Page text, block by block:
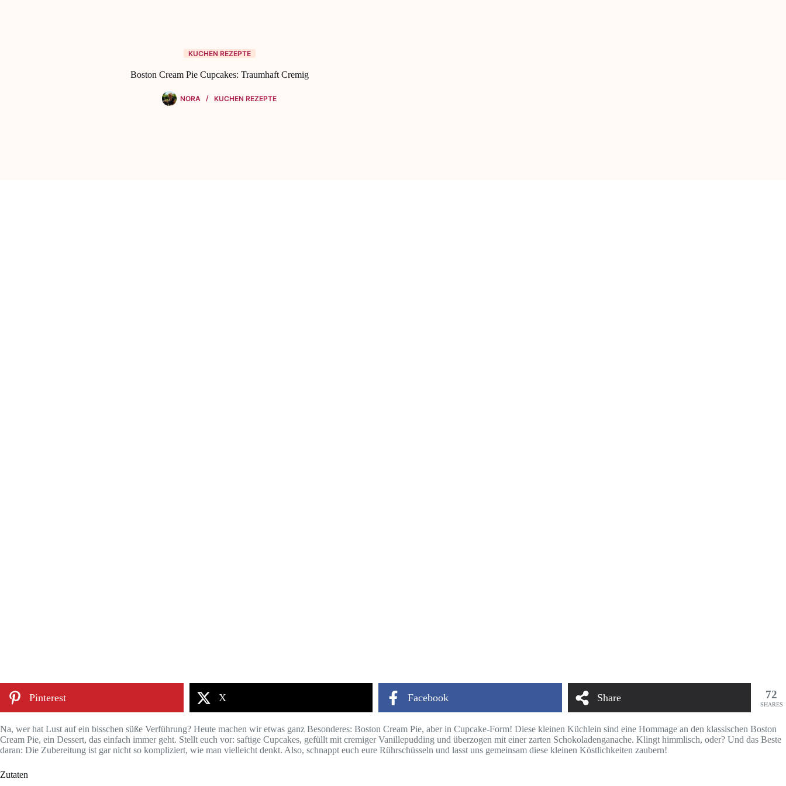
KUCHEN REZEPTE
Boston Cream Pie Cupcakes: Traumhaft Cremig
NORA KUCHEN REZEPTE
Pinterest X Facebook Share 72
SHARES
Na, wer hat Lust auf ein bisschen süße Verführung? Heute machen wir etwas ganz Besonderes: Boston Cream Pie, aber in Cupcake-Form! Diese kleinen Küchlein sind eine Hommage an den klassischen Boston
Cream Pie, ein Dessert, das einfach immer geht. Stellt euch vor: saftige Cupcakes, gefüllt mit cremiger Vanillepudding und überzogen mit einer zarten Schokoladenganache. Klingt himmlisch, oder? Und das Beste
daran: Die Zubereitung ist gar nicht so kompliziert, wie man vielleicht denkt. Also, schnappt euch eure Rührschüsseln und lasst uns gemeinsam diese kleinen Köstlichkeiten zaubern!
Zutaten